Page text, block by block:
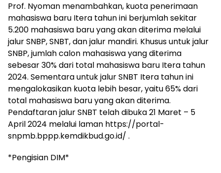
Prof. Nyoman menambahkan, kuota penerimaan
mahasiswa baru Itera tahun ini berjumlah sekitar
5.200 mahasiswa baru yang akan diterima melalui
jalur SNBP, SNBT, dan jalur mandiri. Khusus untuk jalur
SNBP, jumlah calon mahasiswa yang diterima
sebesar 30% dari total mahasiswa baru Itera tahun
2024. Sementara untuk jalur SNBT Itera tahun ini
mengalokasikan kuota lebih besar, yaitu 65% dari
total mahasiswa baru yang akan diterima.
Pendaftaran jalur SNBT telah dibuka 21 Maret – 5
April 2024 melalui laman https://portal-
snpmb.bppp.kemdikbud.go.id/ .
*Pengisian DIM*